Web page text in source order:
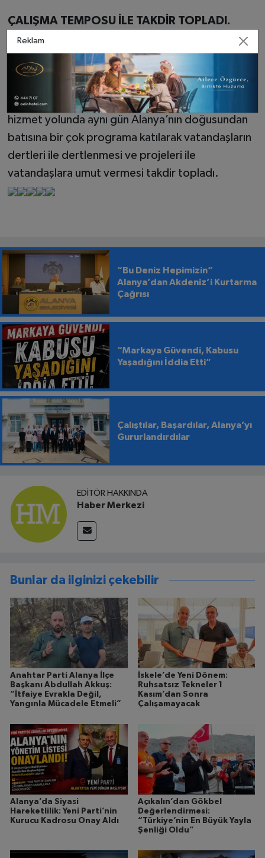
ÇALIŞMA TEMPOSU İLE TAKDİR TOPLADI.
sözleri yerine getirerek ve hayata geçirdiği
projeler ile her kesimden takdir gören Şahin’in,
“Her Şey Alanya’mız İçin” diyerek devam ettiği
hizmet yolunda aynı gün Alanya’nın doğusundan
batısına bir çok programa katılarak vatandaşların
dertleri ile dertlenmesi ve projeleri ile
vatandaşlara umut vermesi takdir topladı.
“Bu Deniz Hepimizin”
Alanya’dan Akdeniz’i Kurtarma
Çağrısı
“Markaya Güvendi, Kabusu
Yaşadığını İddia Etti”
Çalıştılar, Başardılar, Alanya’yı
Gururlandırdılar
EDITÖR HAKKINDA
Haber Merkezi
Bunlar da ilginizi çekebilir
Anahtar Parti Alanya İlçe
Başkanı Abdullah Akkuş:
“İtfaiye Evrakla Değil,
Yangınla Mücadele Etmeli”
İskele’de Yeni Dönem:
Ruhsatsız Tekneler 1
Kasım’dan Sonra
Çalışamayacak
Alanya’da Siyasi
Hareketlilik: Yeni Parti’nin
Kurucu Kadrosu Onay Aldı
Açıkalın’dan Gökbel
Değerlendirmesi:
“Türkiye’nin En Büyük Yayla
Şenliği Oldu”
Reklam